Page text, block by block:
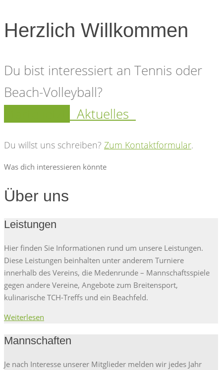
Herzlich Willkommen
Du bist interessiert an Tennis oder
Beach-Volleyball?
Aktuelles
Du willst uns schreiben? Zum Kontaktformular.
Was dich interessieren könnte
Über uns
Leistungen
Hier finden Sie Informationen rund um unsere Leistungen.
Diese Leistungen beinhalten unter anderem Turniere
innerhalb des Vereins, die Medenrunde – Mannschaftsspiele
gegen andere Vereine, Angebote zum Breitensport,
kulinarische TCH-Treffs und ein Beachfeld.
Weiterlesen
Mannschaften
Je nach Interesse unserer Mitglieder melden wir jedes Jahr